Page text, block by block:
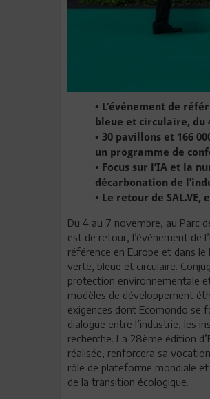
• L’événement de
bleue et circulaire, du
• 30 pavillons et 166
un programme de
• Focus sur l’IA et la
décarbonation de
• Le retour de SAL.VE,
Du 4 au 7 novembre, au Parc
est de retour, l’événement de
référence en Europe et dans le
verte, bleue et circulaire.
protection environnementale
modèles de développement
exigences dont Ecomondo se
dialogue entre l’industrie, les
recherche. La 28ème édition
réalisée, renforcera sa
rôle de plateforme mondiale et
de la transition écologique.